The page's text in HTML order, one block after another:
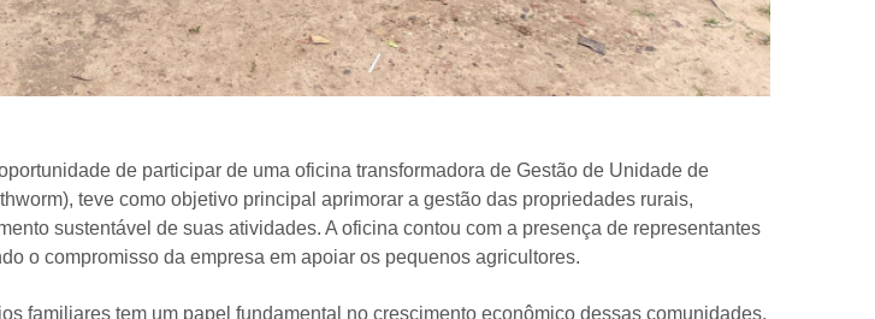
de participar de uma oficina transformadora de Gestão de Unidade de
teve como objetivo principal aprimorar a gestão das propriedades rurais,
sustentável de suas atividades. A oficina contou com a presença de representantes
o compromisso da empresa em apoiar os pequenos agricultores.
familiares tem um papel fundamental no crescimento econômico dessas comunidades.